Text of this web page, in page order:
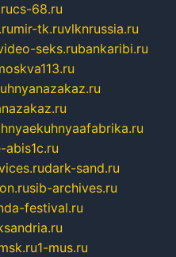
cs-68.ru
mir-tk.ruvlknrussia.ru
seks.rubankaribi.ru
abis1c.ru
dark-sand.ru
sib-archives.ru
festival.ru
1-mus.ru